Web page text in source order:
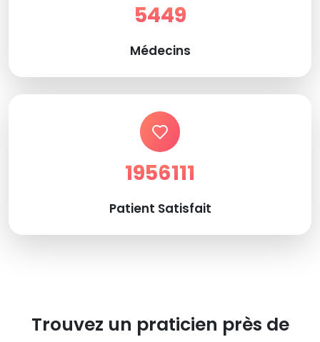
5449
Médecins
1956111
Patient Satisfait
Trouvez un praticien près de